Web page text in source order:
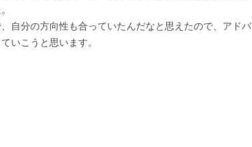
自分の方向性も合っていたんだなと思えたので、アドバ
いこうと思います。